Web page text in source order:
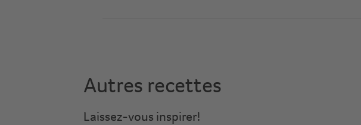
Autres recettes
Laissez-vous inspirer!